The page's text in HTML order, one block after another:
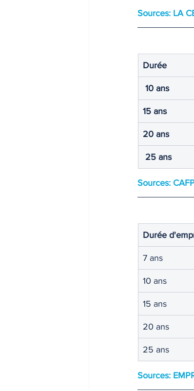
INDICES & INDEX
Sources: LA
Durée
10 ans
15 ans
20 ans
25 ans
Sources:
Durée
7 ans
10 ans
15 ans
20 ans
25 ans
Sources: